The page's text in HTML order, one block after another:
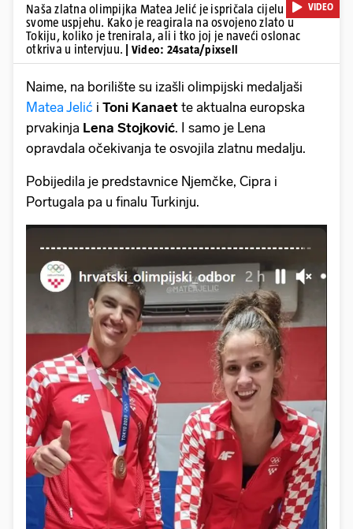
VIDEO
Naša zlatna olimpijka Matea Jelić je ispričala cijelu priču o
svome uspjehu. Kako je reagirala na osvojeno zlato u
Tokiju, koliko je trenirala, ali i tko joj je naveći oslonac
otkriva u intervjuu.
| Video: 24sata/pixsell
Naime, na borilište su izašli olimpijski medaljaši
Matea Jelić i Toni Kanaet te aktualna europska
prvakinja Lena Stojković. I samo je Lena
opravdala očekivanja te osvojila zlatnu medalju.
Pobijedila je predstavnice Njemčke, Cipra i
Portugala pa u finalu Turkinju.